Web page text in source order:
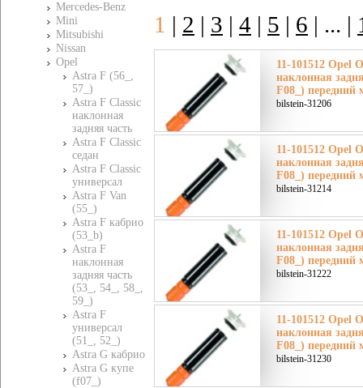
Mercedes-Benz
Mini
Mitsubishi
Nissan
Opel
Astra F (56_,
57_)
Astra F Classic
наклонная
задняя часть
Astra F Classic
седан
Astra F Classic
универсал
Astra F Van
(55_)
Astra F кабрио
(53_b)
Astra F
наклонная
задняя часть
(53_, 54_, 58_,
59_)
Astra F
универсал
(51_, 52_)
Astra G кабрио
Astra G купе
(f07_)
1 | 2 | 3 | 4 | 5 | 6 | ... |
11-101512 Opel
наклонная
F08_) передний
bilstein-31206
11-101512 Opel
наклонная
F08_) передний
bilstein-31214
11-101512 Opel
наклонная
F08_) передний
bilstein-31222
11-101512 Opel
наклонная
F08_) передний
bilstein-31230